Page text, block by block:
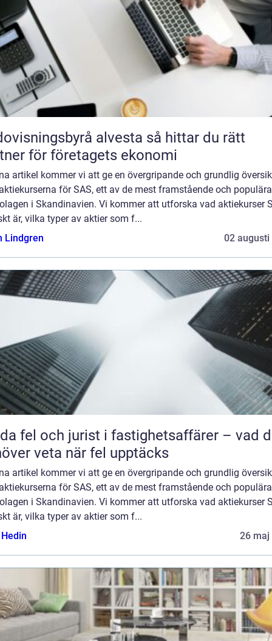
alvesta så hittar du rätt
för företagets ekonomi
artikel kommer vi att ge en övergripande och grundlig
för SAS, ett av de mest framstående och populära
i Skandinavien. Vi kommer att utforska vad aktiekurser
är, vilka typer av aktier som f...
Lindgren
02 augusti
fel och jurist i fastighetsaffärer – vad
veta när fel upptäcks
artikel kommer vi att ge en övergripande och grundlig
för SAS, ett av de mest framstående och populära
i Skandinavien. Vi kommer att utforska vad aktiekurser
är, vilka typer av aktier som f...
26 maj